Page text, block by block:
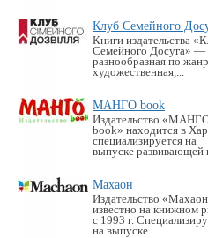
Клуб Семейного
Книги издательства
Семейного Досуга» —
разнообразная по
художественная,...
МАНГО book
Издательство
book» находится в
специализируется на
выпуске развивающей
Махаон
Издательство
известно на книжном
с 1993 г.
на выпуске...